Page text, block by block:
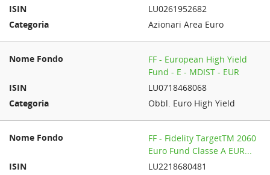
LU0261952682
Azionari Area Euro
FF - European High Yield
Fund - E - MDIST - EUR
LU0718468068
Obbl. Euro High Yield
FF - Fidelity TargetTM 2060
Euro Fund Classe A EUR...
LU2218680481